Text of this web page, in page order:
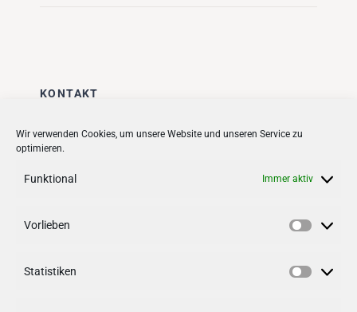
Wir verwenden Cookies, um unsere Website und unseren Service zu
optimieren.
Funktional Immer aktiv
Vorlieben
Statistiken
KONTAKT
Stadt + Handel City- und
Quartiersmanagement
Follow us on